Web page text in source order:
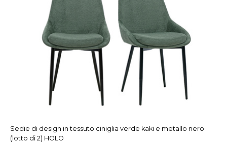
Sedie di design in tessuto ciniglia verde kaki e metallo nero
(lotto di 2) HOLO